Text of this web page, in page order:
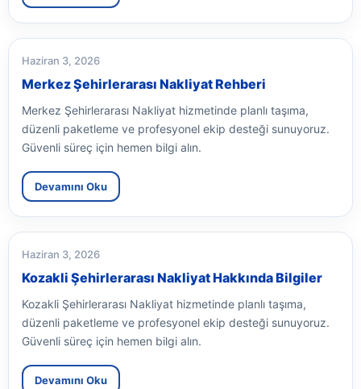
Haziran 3, 2026
Merkez Şehirlerarası Nakliyat Rehberi
Merkez Şehirlerarası Nakliyat hizmetinde planlı taşıma,
düzenli paketleme ve profesyonel ekip desteği sunuyoruz.
Güvenli süreç için hemen bilgi alın.
Devamını Oku
Haziran 3, 2026
Kozakli Şehirlerarası Nakliyat Hakkında Bilgiler
Kozakli Şehirlerarası Nakliyat hizmetinde planlı taşıma,
düzenli paketleme ve profesyonel ekip desteği sunuyoruz.
Güvenli süreç için hemen bilgi alın.
Devamını Oku